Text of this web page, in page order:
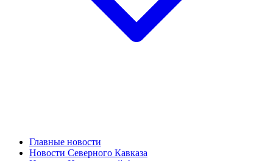
Главные новости
Новости Северного Кавказа